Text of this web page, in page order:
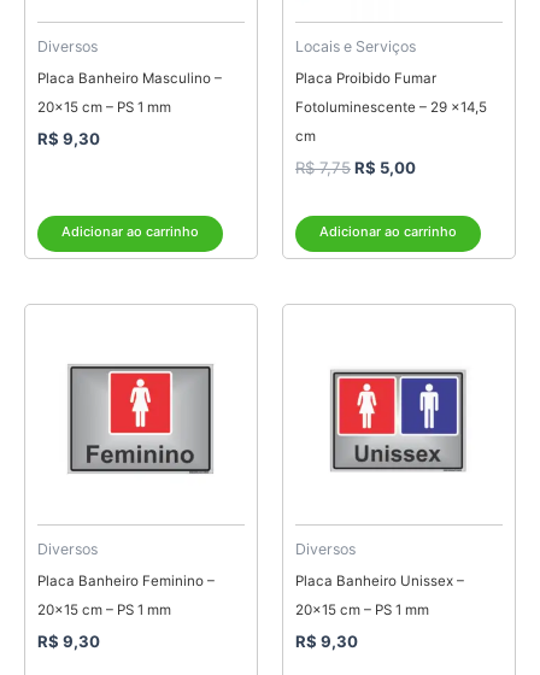
Diversos
Placa Banheiro Masculino –
20×15 cm – PS 1 mm
R$ 9,30
Adicionar ao carrinho
Locais e Serviços
Placa Proibido Fumar
Fotoluminescente – 29 x14,5
cm
R$7,75R$ 5,00
Adicionar ao carrinho
Diversos
Placa Banheiro Feminino –
20×15 cm – PS 1 mm
R$ 9,30
Diversos
Placa Banheiro Unissex –
20×15 cm – PS 1 mm
R$ 9,30